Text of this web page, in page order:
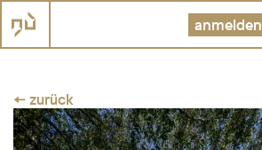
anmelden
← zurück